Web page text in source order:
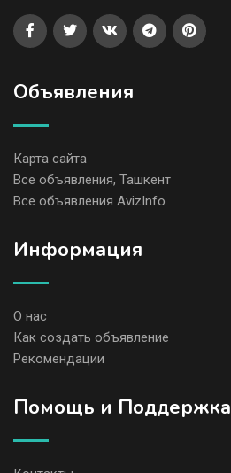
Объявления
Карта сайта
Все объявления, Ташкент
Все объявления AvizInfo
Информация
О нас
Как создать объявление
Рекомендации
Помощь и Поддержка